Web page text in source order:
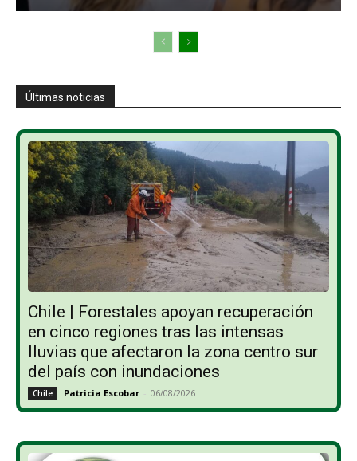
Últimas noticias
Chile | Forestales apoyan recuperación
en cinco regiones tras las intensas
lluvias que afectaron la zona centro sur
del país con inundaciones
Chile Patricia Escobar - 06/08/2026